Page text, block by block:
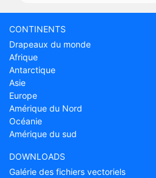
CONTINENTS
Drapeaux du monde
Afrique
Antarctique
Asie
Europe
Amérique du Nord
Océanie
Amérique du sud
DOWNLOADS
Galérie des fichiers vectoriels